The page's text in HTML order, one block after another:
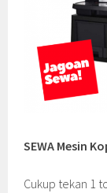
SEWA Mesin
Cukup tekan 1